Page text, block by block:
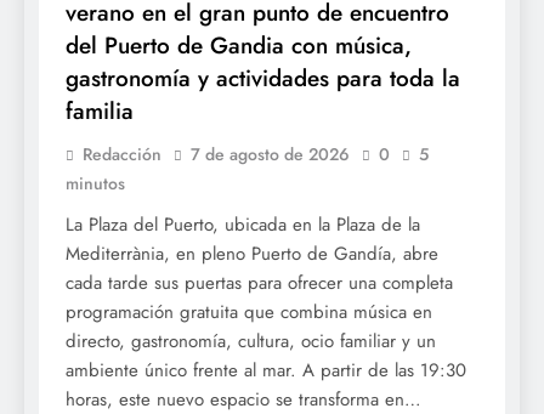
verano en el gran punto de encuentro
del Puerto de Gandia con música,
gastronomía y actividades para toda la
familia
Redacción 7 de agosto de 2026 0
5
minutos
La Plaza del Puerto, ubicada en la Plaza de la
Mediterrània, en pleno Puerto de Gandía, abre
cada tarde sus puertas para ofrecer una completa
programación gratuita que combina música en
directo, gastronomía, cultura, ocio familiar y un
ambiente único frente al mar. A partir de las 19:30
horas, este nuevo espacio se transforma en…